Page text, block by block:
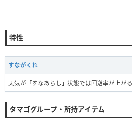
特性
すながくれ
天気が「すなあらし」状態では回避率が上がる
タマゴグループ・所持アイテム